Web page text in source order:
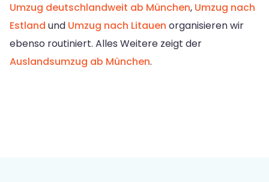
Umzug deutschlandweit ab München, Umzug nach
Estland und Umzug nach Litauen organisieren wir
ebenso routiniert. Alles Weitere zeigt der
Auslandsumzug ab München.